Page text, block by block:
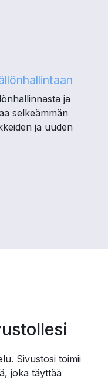
ja
selkeämmän
ja uuden
Sivustosi toimii
joka täyttää